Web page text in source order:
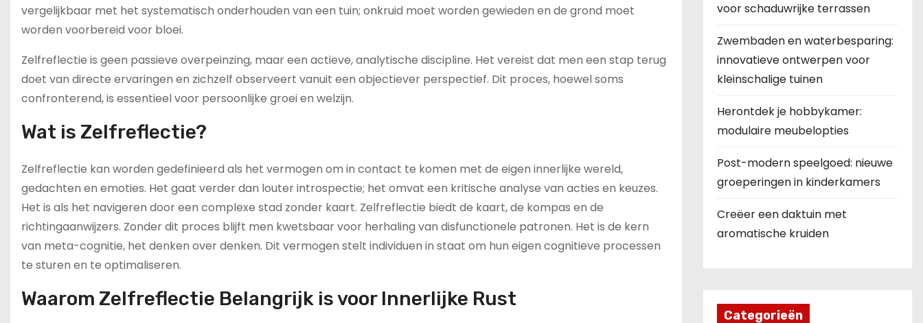
vergelijkbaar met het systematisch onderhouden van een tuin; onkruid moet worden gewieden en de grond moet
worden voorbereid voor bloei.
Zelfreflectie is geen passieve overpeinzing, maar een actieve, analytische discipline. Het vereist dat men een stap terug
doet van directe ervaringen en zichzelf observeert vanuit een objectiever perspectief. Dit proces, hoewel soms
confronterend, is essentieel voor persoonlijke groei en welzijn.
Wat is Zelfreflectie?
Zelfreflectie kan worden gedefinieerd als het vermogen om in contact te komen met de eigen innerlijke wereld,
gedachten en emoties. Het gaat verder dan louter introspectie; het omvat een kritische analyse van acties en keuzes.
Het is als het navigeren door een complexe stad zonder kaart. Zelfreflectie biedt de kaart, de kompas en de
richtingaanwijzers. Zonder dit proces blijft men kwetsbaar voor herhaling van disfunctionele patronen. Het is de kern
van meta-cognitie, het denken over denken. Dit vermogen stelt individuen in staat om hun eigen cognitieve processen
te sturen en te optimaliseren.
Waarom Zelfreflectie Belangrijk is voor Innerlijke Rust
voor schaduwrijke terrassen
Zwembaden en waterbesparing:
innovatieve ontwerpen voor
kleinschalige tuinen
Herontdek je hobbykamer:
modulaire meubelopties
Post-modern speelgoed: nieuwe
groeperingen in kinderkamers
Creëer een daktuin met
aromatische kruiden
Categorieën